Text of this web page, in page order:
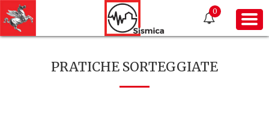
0
PRATICHE SORTEGGIATE